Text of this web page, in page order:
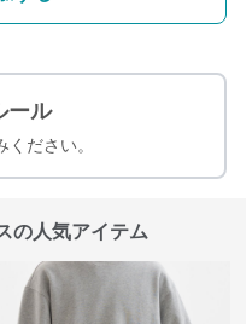
ール
ださい。
の人気アイテム